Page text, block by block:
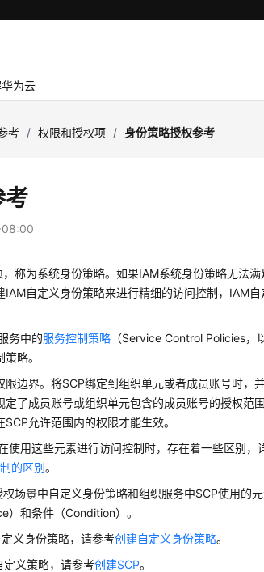
为云
考 / 权限和授权项 / 身份策略授权参考
考
称为系统身份策略。如果IAM系统身份策略无法
自定义身份策略来进行精细的访问控制，IAM
务中的服务控制策略 （Service Control Policies，
略。
限边界。将SCP绑定到组织单元或者成员账号时，
定了成员账号或组织单元包含的成员账号的授权范
允许范围内的权限才能生效。
用这些元素进行访问控制时，存在着一些区别，
的区别。
场景中自定义身份策略和组织服务中SCP使用的
）和条件（Condition）。
义身份策略，请参考创建自定义身份策略。
定义策略，请参考创建SCP。